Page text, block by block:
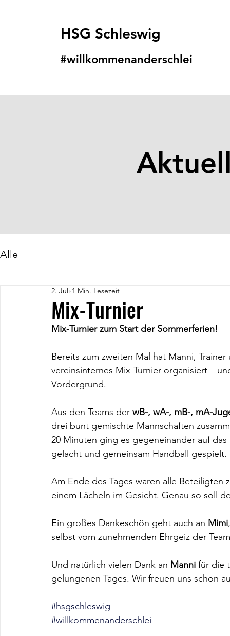
HSG Schleswig
#willkommenanderschlei
Alle
Mix-Turnier
2. Juli 1 Min. Lesezeit
Mix-Turnier zum Start der Sommerferien!
Bereits zum zweiten Mal hat Manni,
vereinsinternes Mix-Turnier organisiert –
Vordergrund.
Aus den Teams der wB-, wA-, mB-, mA-
drei bunt gemischte Mannschaften
20 Minuten ging es gegeneinander auf
gelacht und gemeinsam Handball gespielt.
Am Ende des Tages waren alle
einem Lächeln im Gesicht. Genau so soll
Ein großes Dankeschön geht auch an Mimi
selbst vom zunehmenden Ehrgeiz der
Und natürlich vielen Dank an Manni für die
gelungenen Tages. Wir freuen uns schon
#hsgschleswig
#willkommenanderschlei